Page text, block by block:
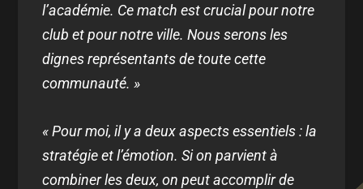
l’académie. Ce match est crucial pour notre
club et pour notre ville. Nous serons les
dignes représentants de toute cette
communauté. »
« Pour moi, il y a deux aspects essentiels : la
stratégie et l’émotion. Si on parvient à
combiner les deux, on peut accomplir de